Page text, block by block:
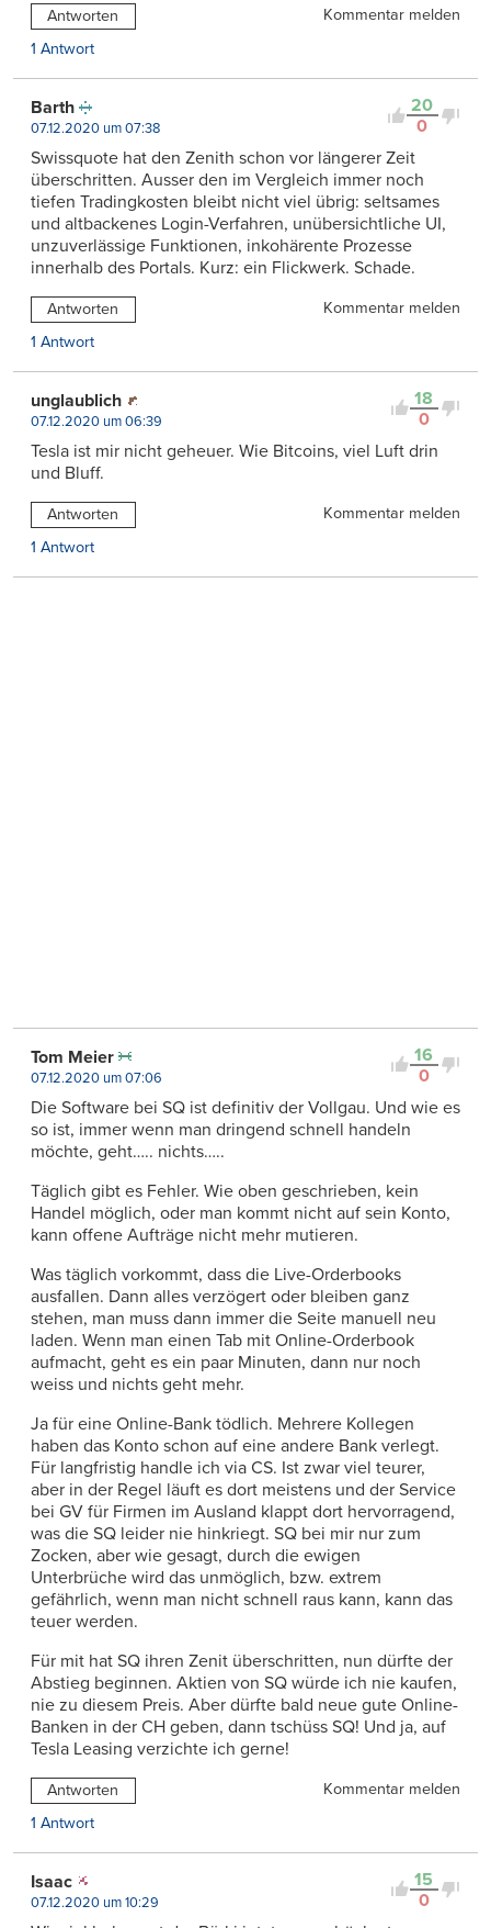
Antworten
Kommentar melden
1 Antwort
20
0
Barth
07.12.2020 um 07:38
Swissquote hat den Zenith schon vor längerer Zeit
überschritten. Ausser den im Vergleich immer noch
tiefen Tradingkosten bleibt nicht viel übrig: seltsames
und altbackenes Login-Verfahren, unübersichtliche UI,
unzuverlässige Funktionen, inkohärente Prozesse
innerhalb des Portals. Kurz: ein Flickwerk. Schade.
Antworten
Kommentar melden
1 Antwort
18
0
unglaublich
07.12.2020 um 06:39
Tesla ist mir nicht geheuer. Wie Bitcoins, viel Luft drin
und Bluff.
Antworten
Kommentar melden
1 Antwort
16
0
Tom Meier
07.12.2020 um 07:06
Die Software bei SQ ist definitiv der Vollgau. Und wie es
so ist, immer wenn man dringend schnell handeln
möchte, geht….. nichts…..
Täglich gibt es Fehler. Wie oben geschrieben, kein
Handel möglich, oder man kommt nicht auf sein Konto,
kann offene Aufträge nicht mehr mutieren.
Was täglich vorkommt, dass die Live-Orderbooks
ausfallen. Dann alles verzögert oder bleiben ganz
stehen, man muss dann immer die Seite manuell neu
laden. Wenn man einen Tab mit Online-Orderbook
aufmacht, geht es ein paar Minuten, dann nur noch
weiss und nichts geht mehr.
Ja für eine Online-Bank tödlich. Mehrere Kollegen
haben das Konto schon auf eine andere Bank verlegt.
Für langfristig handle ich via CS. Ist zwar viel teurer,
aber in der Regel läuft es dort meistens und der Service
bei GV für Firmen im Ausland klappt dort hervorragend,
was die SQ leider nie hinkriegt. SQ bei mir nur zum
Zocken, aber wie gesagt, durch die ewigen
Unterbrüche wird das unmöglich, bzw. extrem
gefährlich, wenn man nicht schnell raus kann, kann das
teuer werden.
Für mit hat SQ ihren Zenit überschritten, nun dürfte der
Abstieg beginnen. Aktien von SQ würde ich nie kaufen,
nie zu diesem Preis. Aber dürfte bald neue gute Online-
Banken in der CH geben, dann tschüss SQ! Und ja, auf
Tesla Leasing verzichte ich gerne!
Antworten
Kommentar melden
1 Antwort
15
0
Isaac
07.12.2020 um 10:29